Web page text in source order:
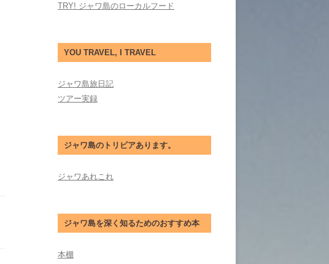
TRY! ジャワ島のローカルフード
YOU TRAVEL, I TRAVEL
ジャワ島旅日記
ツアー実録
ジャワ島のトリビアあります。
ジャワあれこれ
ジャワ島を深く知るためのおすすめ本
本棚